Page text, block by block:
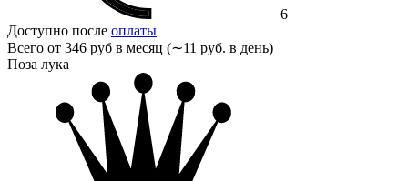
6
Доступно после оплаты
Всего от 346 руб в месяц (∼11 руб. в день)
Поза лука